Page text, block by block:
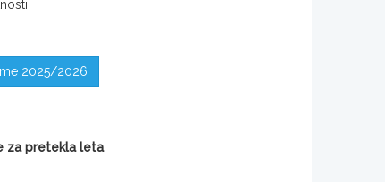
2025/2026
za pretekla leta